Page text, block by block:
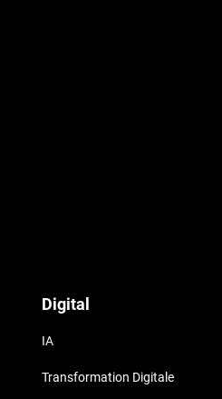
Digital
IA
Transformation Digitale